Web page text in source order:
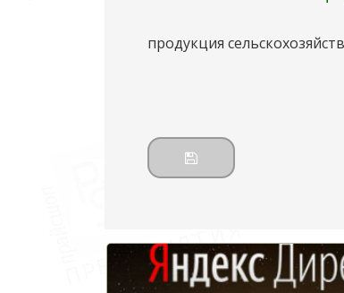
продукция